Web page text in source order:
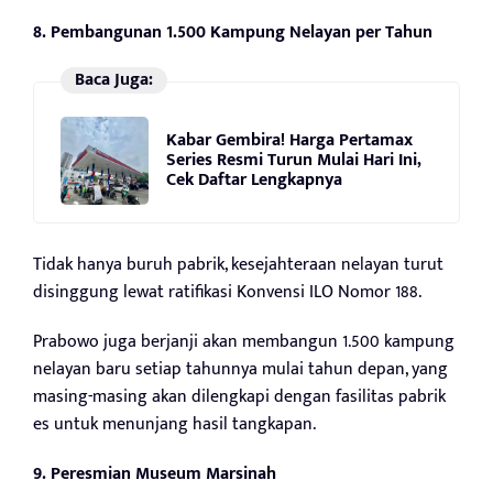
8. Pembangunan 1.500 Kampung Nelayan per Tahun
Baca Juga:
Kabar Gembira! Harga Pertamax
Series Resmi Turun Mulai Hari Ini,
Cek Daftar Lengkapnya
Tidak hanya buruh pabrik, kesejahteraan nelayan turut
disinggung lewat ratifikasi Konvensi ILO Nomor 188.
Prabowo juga berjanji akan membangun 1.500 kampung
nelayan baru setiap tahunnya mulai tahun depan, yang
masing-masing akan dilengkapi dengan fasilitas pabrik
es untuk menunjang hasil tangkapan.
9. Peresmian Museum Marsinah